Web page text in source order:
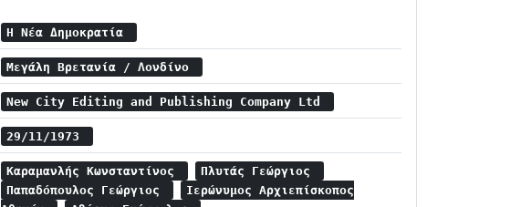
Η Νέα Δημοκρατία
Μεγάλη Βρετανία / Λονδίνο
New City Editing and Publishing Company Ltd
29/11/1973
Καραμανλής Κωνσταντίνος
Πλυτάς Γεώργιος
Παπαδόπουλος Γεώργιος
Ιερώνυμος Αρχιεπίσκοπος